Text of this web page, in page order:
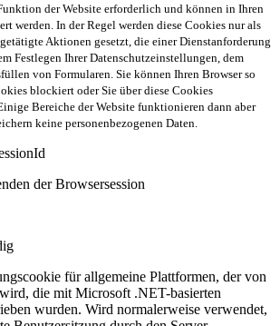
der Website erforderlich und können in Ihren
werden. In der Regel werden diese Cookies nur als
Aktionen gesetzt, die einer Dienstanforderung
Festlegen Ihrer Datenschutzeinstellungen, dem
von Formularen. Sie können Ihren Browser so
blockiert oder Sie über diese Cookies
Bereiche der Website funktionieren dann aber
keine personenbezogenen Daten.
der Browsersession
für allgemeine Plattformen, der von
die mit Microsoft .NET-basierten
wurden. Wird normalerweise verwendet,